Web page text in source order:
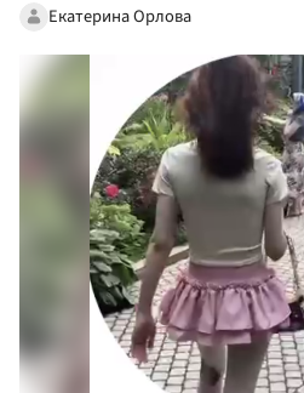
Екатерина Орлова